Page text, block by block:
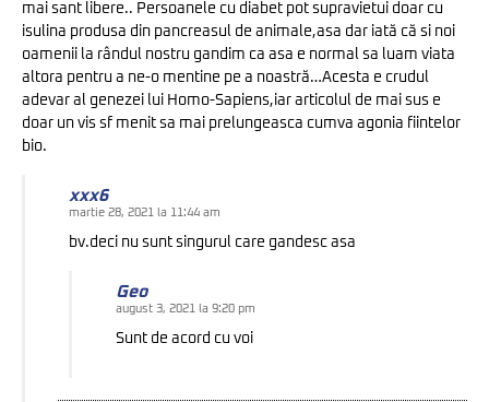
mai sant libere.. Persoanele cu diabet pot supravietui doar cu
isulina produsa din pancreasul de animale,asa dar iată că si noi
oamenii la rândul nostru gandim ca asa e normal sa luam viata
altora pentru a ne-o mentine pe a noastră…Acesta e crudul
adevar al genezei lui Homo-Sapiens,iar articolul de mai sus e
doar un vis sf menit sa mai prelungeasca cumva agonia fiintelor
bio.
xxx6
martie 28, 2021 la 11:44 am
bv.deci nu sunt singurul care gandesc asa
Geo
august 3, 2021 la 9:20 pm
Sunt de acord cu voi